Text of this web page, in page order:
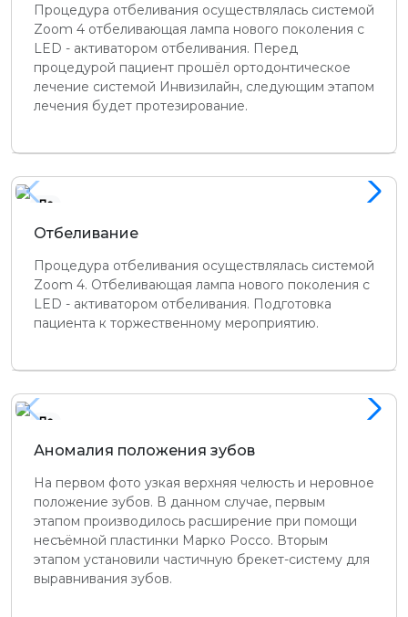
Процедура отбеливания осуществлялась системой
Zoom 4 отбеливающая лампа нового поколения с
LED - активатором отбеливания. Перед
процедурой пациент прошёл ортодонтическое
лечение системой Инвизилайн, следующим этапом
лечения будет протезирование.
До
Отбеливание
Процедура отбеливания осуществлялась системой
Zoom 4. Отбеливающая лампа нового поколения с
LED - активатором отбеливания. Подготовка
пациента к торжественному мероприятию.
До
Аномалия положения зубов
На первом фото узкая верхняя челюсть и неровное
положение зубов. В данном случае, первым
этапом производилось расширение при помощи
несъёмной пластинки Марко Россо. Вторым
этапом установили частичную брекет-систему для
выравнивания зубов.